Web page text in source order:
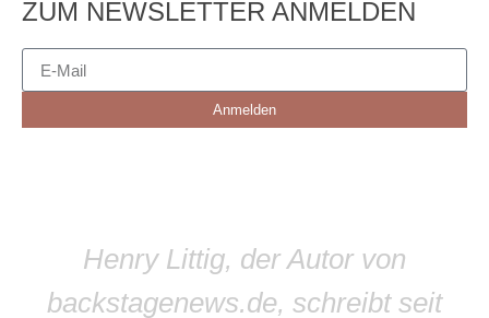
ZUM NEWSLETTER ANMELDEN
Anmelden
Henry Littig, der Autor von
backstagenews.de, schreibt seit